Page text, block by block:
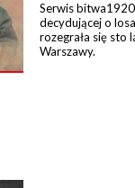
Serwis
decydującej o
rozegrała się sto
Warszawy.